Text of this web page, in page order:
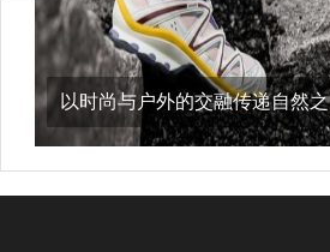
以时尚与户外的交融传递自然之
意，salomon